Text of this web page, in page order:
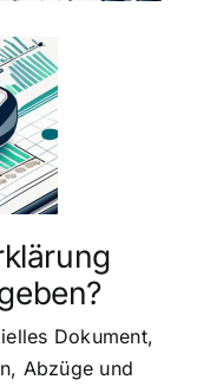
Dokument,
Abzüge und